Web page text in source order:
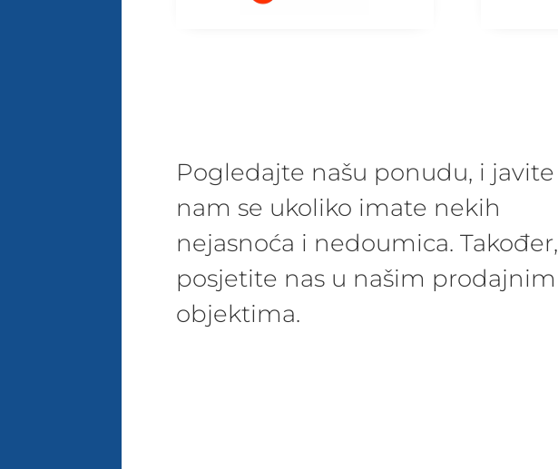
Pogledajte našu ponudu, i javite
nam se ukoliko imate nekih
nejasnoća i nedoumica. Također,
posjetite nas u našim prodajnim
objektima.